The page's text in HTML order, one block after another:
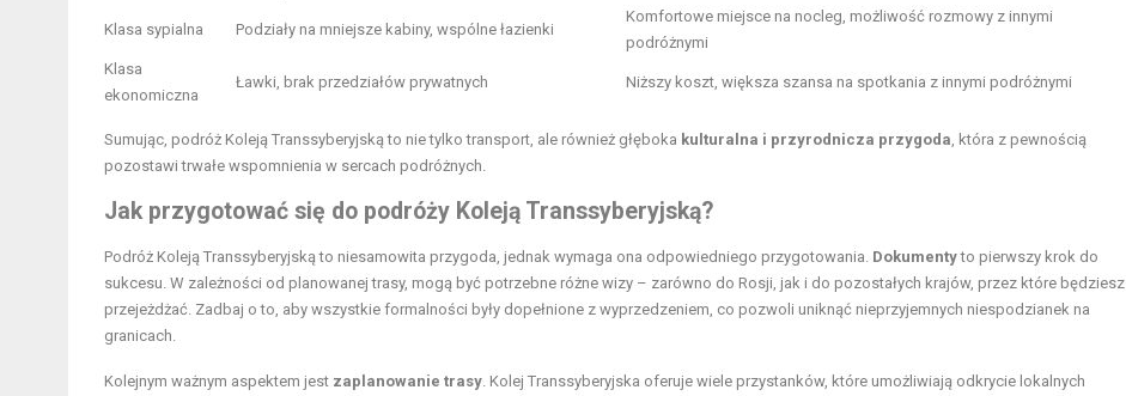
Klasa sypialna Podziały na mniejsze kabiny, wspólne łazienki
Komfortowe miejsce na nocleg, możliwość rozmowy z innymi
podróżnymi
Klasa
ekonomiczna
Ławki, brak przedziałów prywatnych Niższy koszt, większa szansa na spotkania z innymi podróżnymi
Sumując, podróż Koleją Transsyberyjską to nie tylko transport, ale również głęboka kulturalna i przyrodnicza przygoda , która z pewnością
pozostawi trwałe wspomnienia w sercach podróżnych.
Jak przygotować się do podróży Koleją Transsyberyjską?
Podróż Koleją Transsyberyjską to niesamowita przygoda, jednak wymaga ona odpowiedniego przygotowania. Dokumentyto pierwszy krok do
sukcesu. W zależności od planowanej trasy, mogą być potrzebne różne wizy – zarówno do Rosji, jak i do pozostałych krajów, przez które będziesz
przejeżdżać. Zadbaj o to, aby wszystkie formalności były dopełnione z wyprzedzeniem, co pozwoli uniknąć nieprzyjemnych niespodzianek na
granicach.
Kolejnym ważnym aspektem jest zaplanowanie trasy . Kolej Transsyberyjska oferuje wiele przystanków, które umożliwiają odkrycie lokalnych